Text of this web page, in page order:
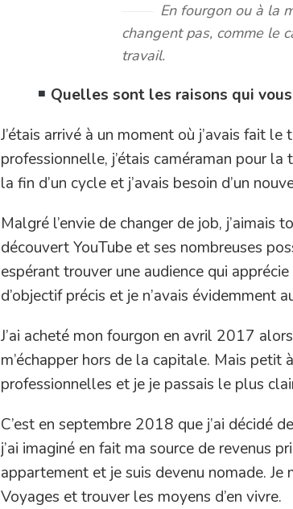
En fourgon ou à la
changent pas, comme le
travail.
Quelles sont les raisons qui
J’étais arrivé à un moment où j’avais fait
professionnelle, j’étais caméraman pour
la fin d’un cycle et j’avais besoin d’un
Malgré l’envie de changer de job, j’aimais
découvert YouTube et ses nombreuses
espérant trouver une audience qui
d’objectif précis et je n’avais évidemment
J’ai acheté mon fourgon en avril 2017
m’échapper hors de la capitale. Mais petit
professionnelles et je je passais le plus
C’est en septembre 2018 que j’ai décidé
j’ai imaginé en fait ma source de revenus
appartement et je suis devenu nomade.
Voyages et trouver les moyens d’en vivre.